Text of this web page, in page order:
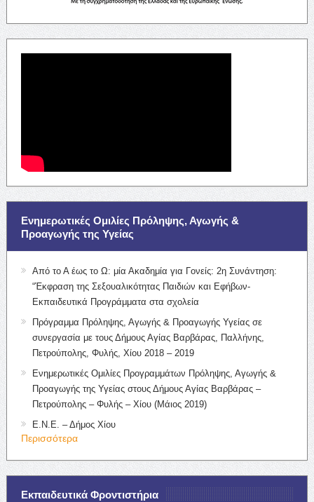
Ενημερωτικές Ομιλίες Πρόληψης, Αγωγής &
Προαγωγής της Υγείας
Από το Α έως το Ω: μία Ακαδημία για Γονείς: 2η Συνάντηση:
“Έκφραση της Σεξουαλικότητας Παιδιών και Εφήβων-
Εκπαιδευτικά Προγράμματα στα σχολεία
Πρόγραμμα Πρόληψης, Αγωγής & Προαγωγής Υγείας σε
συνεργασία με τους Δήμους Αγίας Βαρβάρας, Παλλήνης,
Πετρούπολης, Φυλής, Χίου 2018 – 2019
Ενημερωτικές Ομιλίες Προγραμμάτων Πρόληψης, Αγωγής &
Προαγωγής της Υγείας στους Δήμους Αγίας Βαρβάρας –
Πετρούπολης – Φυλής – Χίου (Μάιος 2019)
Ε.Ν.Ε. – Δήμος Χίου
Περισσότερα
Εκπαιδευτικά Φροντιστήρια